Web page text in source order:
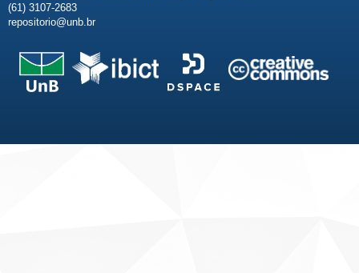
(61) 3107-2683
repositorio@unb.br